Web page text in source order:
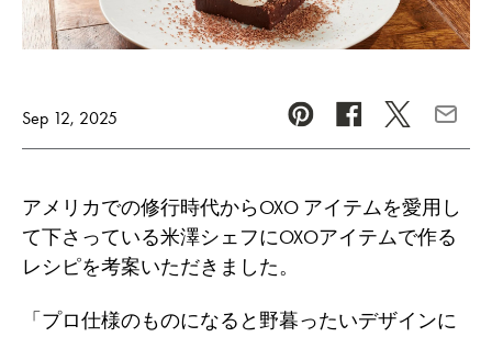
Sep 12, 2025
アメリカでの修行時代からOXO アイテムを愛用し
て下さっている米澤シェフにOXOアイテムで作る
レシピを考案いただきました。
「プロ仕様のものになると野暮ったいデザインに